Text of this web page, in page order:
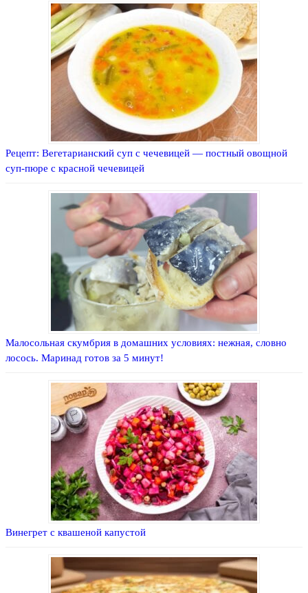
Рецепт: Вегетарианский суп с чечевицей — постный овощной
суп-пюре с красной чечевицей
Малосольная скумбрия в домашних условиях: нежная, словно
лосось. Маринад готов за 5 минут!
Винегрет с квашеной капустой